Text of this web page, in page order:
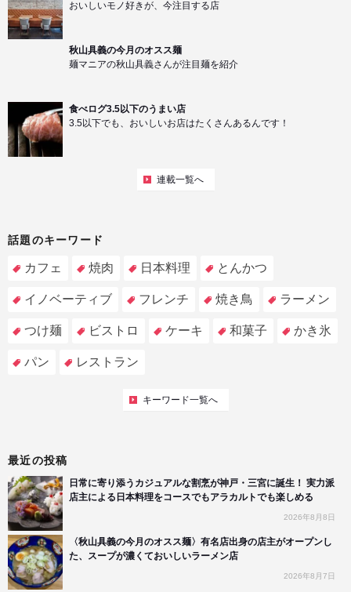
おいしいモノ好きが、今注目する店
秋山具義の今月のオスス麺
麺マニアの秋山具義さんが注目麺を紹介
食べログ3.5以下のうまい店
3.5以下でも、おいしいお店はたくさんあるんです！
連載一覧へ
話題のキーワード
カフェ 焼肉 日本料理 とんかつ
イノベーティブ フレンチ 焼き鳥 ラーメン
つけ麺 ビストロ ケーキ 和菓子 かき氷
パン レストラン
キーワード一覧へ
最近の投稿
日常に寄り添うカジュアルな割烹が神戸・三宮に誕生！ 実力派
店主による日本料理をコースでもアラカルトでも楽しめる
2026年8月8日
〈秋山具義の今月のオスス麺〉有名店出身の店主がオープンし
た、スープが濃くておいしいラーメン店
2026年8月7日